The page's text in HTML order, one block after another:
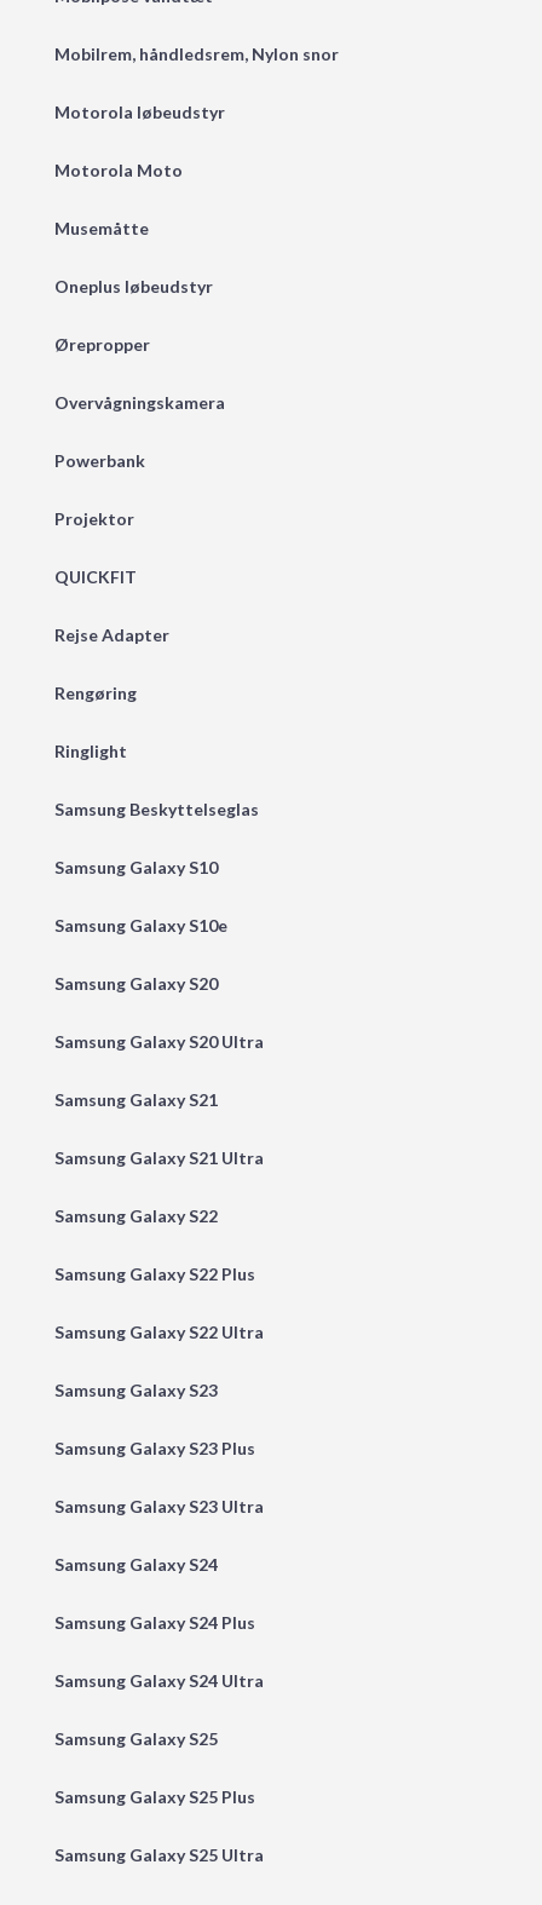
Mobilrem, håndledsrem, Nylon snor
Motorola løbeudstyr
Motorola Moto
Musemåtte
Oneplus løbeudstyr
Ørepropper
Overvågningskamera
Powerbank
Projektor
QUICKFIT
Rejse Adapter
Rengøring
Ringlight
Samsung Beskyttelseglas
Samsung Galaxy S10
Samsung Galaxy S10e
Samsung Galaxy S20
Samsung Galaxy S20 Ultra
Samsung Galaxy S21
Samsung Galaxy S21 Ultra
Samsung Galaxy S22
Samsung Galaxy S22 Plus
Samsung Galaxy S22 Ultra
Samsung Galaxy S23
Samsung Galaxy S23 Plus
Samsung Galaxy S23 Ultra
Samsung Galaxy S24
Samsung Galaxy S24 Plus
Samsung Galaxy S24 Ultra
Samsung Galaxy S25
Samsung Galaxy S25 Plus
Samsung Galaxy S25 Ultra